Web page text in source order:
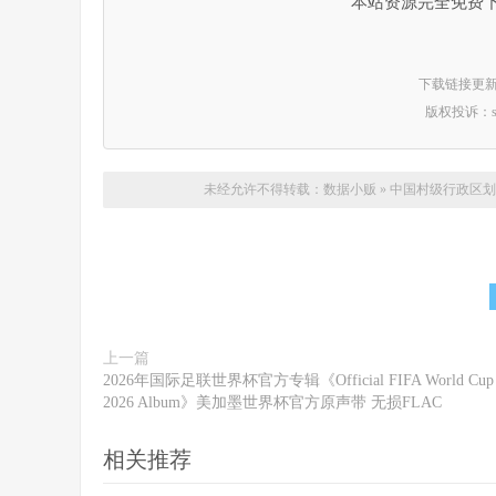
下载链接更
版权投诉：
未经允许不得转载： 数据小贩 » 中国村级行政区
上一篇
2026年国际足联世界杯官方专辑《Official FIFA World Cup
2026 Album》美加墨世界杯官方原声带 无损FLAC
相关推荐